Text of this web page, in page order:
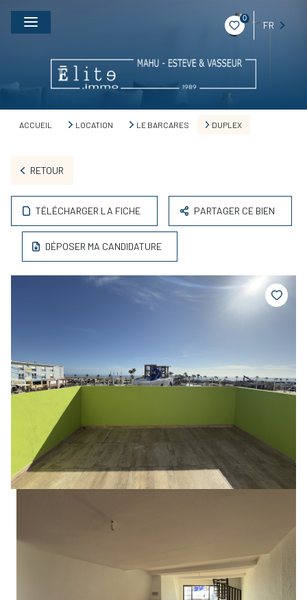
0
FR
ACCUEIL LOCATION LE BARCARES DUPLEX
RETOUR
TÉLÉCHARGER LA FICHE PARTAGER CE BIEN
DÉPOSER MA CANDIDATURE